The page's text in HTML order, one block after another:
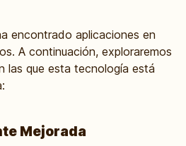
encontrado aplicaciones en
A continuación, exploraremos
las que esta tecnología está
Mejorada